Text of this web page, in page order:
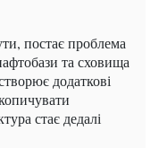
постає проблема
та сховища
додаткові
стає дедалі